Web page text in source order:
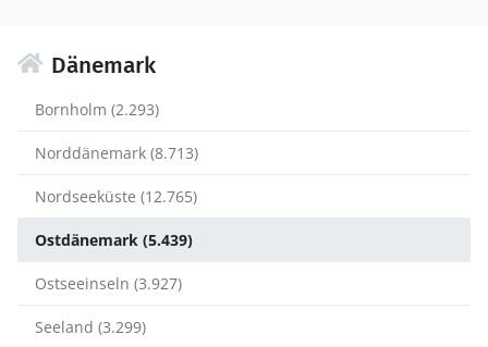
Dänemark
Bornholm (2.293)
Norddänemark (8.713)
Nordseeküste (12.765)
Ostdänemark (5.439)
Ostseeinseln (3.927)
Seeland (3.299)